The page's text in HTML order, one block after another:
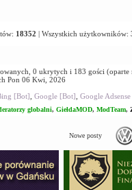
18352 | Wszystkich użytkowników:
0 ukrytych i 183 gości
Pon 06 Kwi, 2026
[Bot] Google [Bot] Google
globalni, GiełdaMOD, ModTeam,
Nowe posty